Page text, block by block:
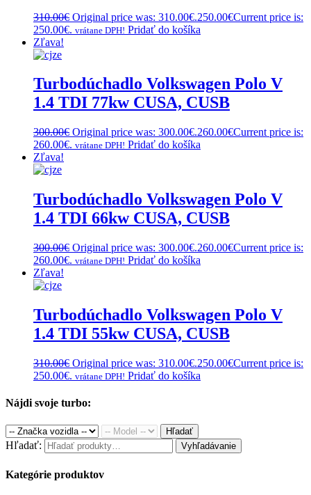
310.00€ Original price was: 310.00€.250.00€Current price is:
250.00€. vrátane DPH! Pridať do košíka
Zľava!
Turbodúchadlo Volkswagen Polo V
1.4 TDI 77kw CUSA, CUSB
300.00€ Original price was: 300.00€.260.00€Current price is:
260.00€. vrátane DPH! Pridať do košíka
Zľava!
Turbodúchadlo Volkswagen Polo V
1.4 TDI 66kw CUSA, CUSB
300.00€ Original price was: 300.00€.260.00€Current price is:
260.00€. vrátane DPH! Pridať do košíka
Zľava!
Turbodúchadlo Volkswagen Polo V
1.4 TDI 55kw CUSA, CUSB
310.00€ Original price was: 310.00€.250.00€Current price is:
250.00€. vrátane DPH! Pridať do košíka
Nájdi svoje turbo:
Hľadať
Hľadať: Vyhľadávanie
Kategórie produktov